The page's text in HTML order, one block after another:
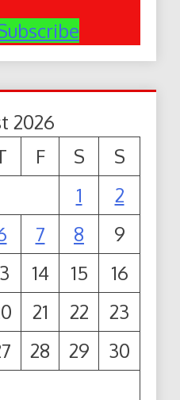
2026
F S
S
1
2
7 8
9
14 15
16
21 22
23
28 29
30